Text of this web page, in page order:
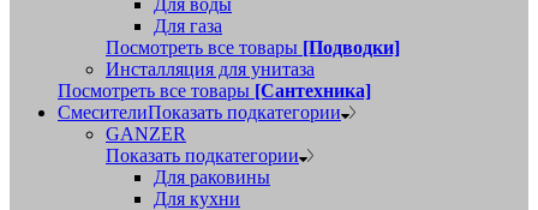
Для воды
Для газа
Посмотреть все товары [Подводки]
Инсталляция для унитаза
Посмотреть все товары [Сантехника]
СмесителиПоказать подкатегории
GANZER
Показать подкатегории
Для раковины
Для кухни